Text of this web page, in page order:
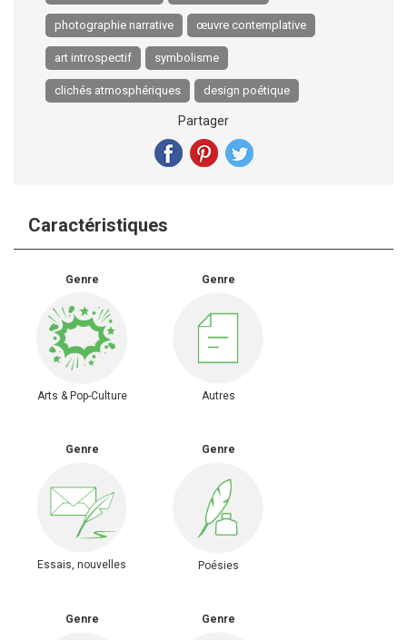
photographie narrative œuvre contemplative
art introspectif symbolisme
clichés atmosphériques design poétique
Partager
Caractéristiques
Genre
Arts & Pop-Culture
Genre
Autres
Genre
Essais, nouvelles
Genre
Poésies
Genre Genre